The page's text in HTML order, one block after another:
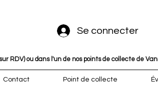
Se connecter
ou dans l'un de nos points de collecte de
Contact Point de collecte